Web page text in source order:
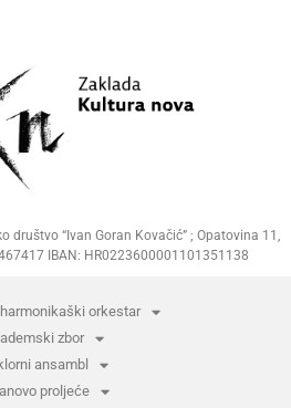
društvo “Ivan Goran Kovačić” ; Opatovina 11,
IBAN: HR0223600001101351138
orkestar
zbor
ansambl
proljeće